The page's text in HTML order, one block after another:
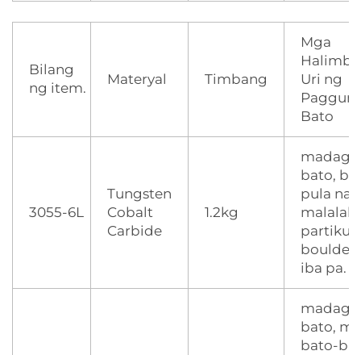
Bilang
ng item.
Materyal Timbang
Mga
Uri ng
Bato
3055-6L
Tungsten
Cobalt
Carbide
1.2kg
bato,
pula na
iba pa.
bato,
bato-